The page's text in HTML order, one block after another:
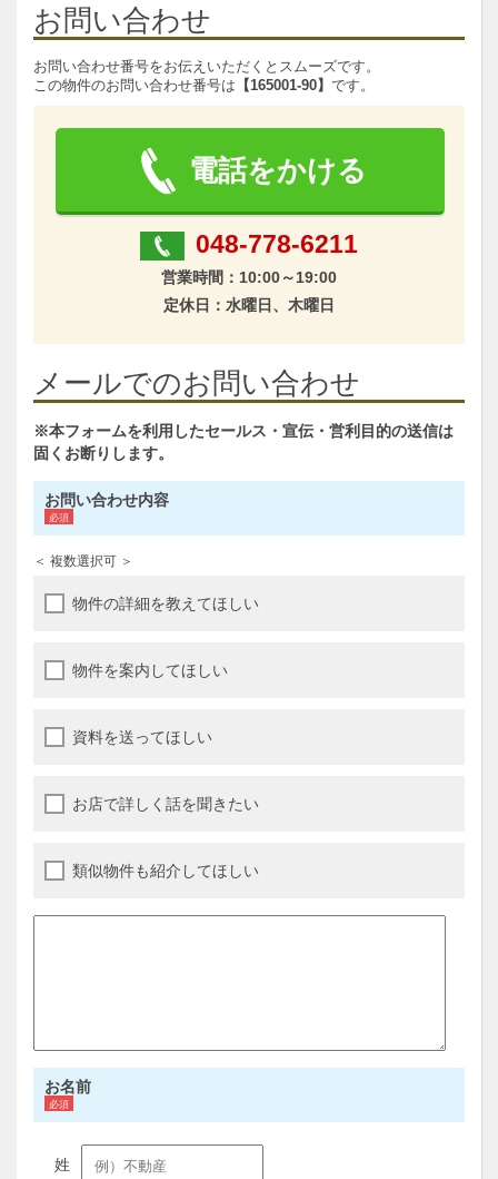
お問い合わせ
お問い合わせ番号をお伝えいただくとスムーズです。
この物件のお問い合わせ番号は 【165001-90】 です。
電話をかける
048-778-6211
営業時間：10:00～19:00
定休日：水曜日、木曜日
メールでのお問い合わせ
※本フォームを利用したセールス・宣伝・営利目的の送信は
固くお断りします。
お問い合わせ内容
＜ 複数選択可 ＞
物件の詳細を教えてほしい
物件を案内してほしい
資料を送ってほしい
お店で詳しく話を聞きたい
類似物件も紹介してほしい
お名前